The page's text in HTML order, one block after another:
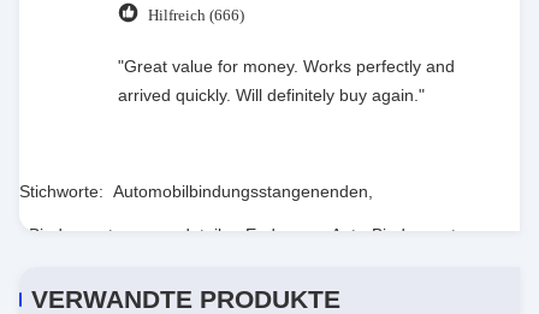
Hilfreich (666)
"Great value for money. Works perfectly and
arrived quickly. Will definitely buy again."
Stichworte: Automobilbindungsstangenenden
Bindungsstangenendeteile, Enden von Auto-Bindungsstangen
VERWANDTE PRODUKTE